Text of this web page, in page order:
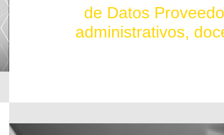
de Datos
administrativos,